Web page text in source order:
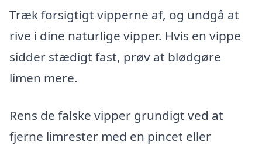
Træk forsigtigt vipperne af, og undgå at
rive i dine naturlige vipper. Hvis en vippe
sidder stædigt fast, prøv at blødgøre
limen mere.
Rens de falske vipper grundigt ved at
fjerne limrester med en pincet eller